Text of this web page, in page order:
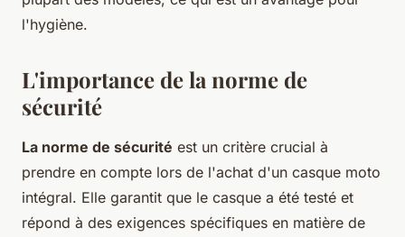
l'hygiène.
L'importance de la norme de
sécurité
La norme de sécurité est un critère crucial à
prendre en compte lors de l'achat d'un casque moto
intégral. Elle garantit que le casque a été testé et
répond à des exigences spécifiques en matière de